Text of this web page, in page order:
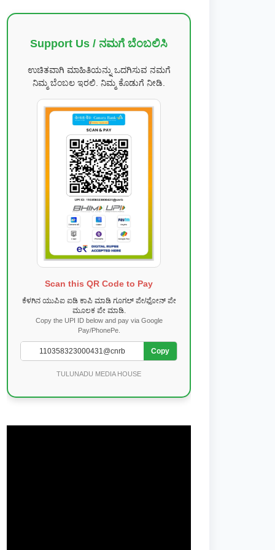
Support Us / ನಮಗೆ ಬೆಂಬಲಿಸಿ
ಉಚಿತವಾಗಿ ಮಾಹಿತಿಯನ್ನು ಒದಗಿಸುವ ನಮಗೆ
ನಿಮ್ಮ ಬೆಂಬಲ ಇರಲಿ. ನಿಮ್ಮ ಕೊಡುಗೆ ನೀಡಿ.
Scan this QR Code to Pay
ಕೆಳಗಿನ ಯುಪಿಐ ಐಡಿ ಕಾಪಿ ಮಾಡಿ ಗೂಗಲ್ ಪೇ/ಫೋನ್ ಪೇ
ಮೂಲಕ ಪೇ ಮಾಡಿ.
Copy the UPI ID below and pay via Google
Pay/PhonePe.
Copy
TULUNADU MEDIA HOUSE